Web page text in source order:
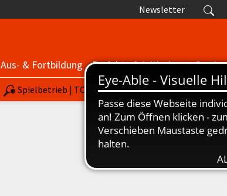
Newsletter
Aus- & Fortbildung Projekte & Initiativen Service
Spielbetrieb | TORP nuScore Turniere